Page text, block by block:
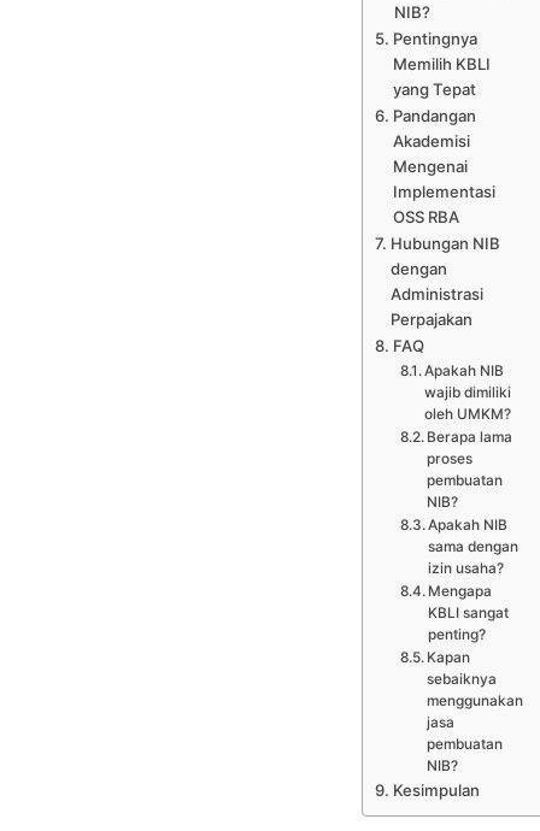
NIB?
Pentingnya
Memilih KBLI
yang Tepat
Pandangan
Akademisi
Mengenai
Implementasi
OSS RBA
Hubungan NIB
dengan
Administrasi
Perpajakan
FAQ
Apakah NIB
wajib dimiliki
oleh UMKM?
Berapa lama
proses
pembuatan
NIB?
Apakah NIB
sama dengan
izin usaha?
Mengapa
KBLI sangat
penting?
Kapan
sebaiknya
menggunakan
jasa
pembuatan
NIB?
Kesimpulan